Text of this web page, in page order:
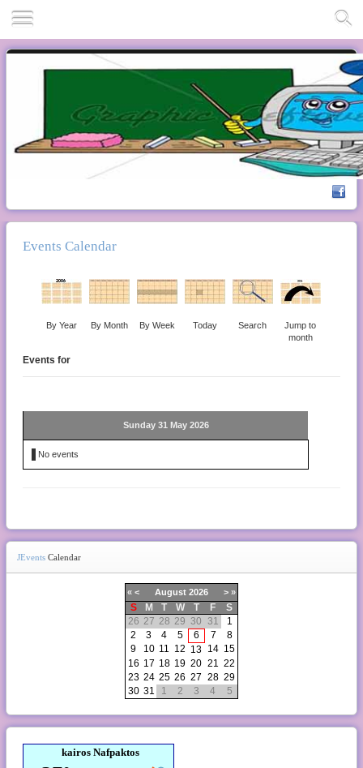
Events Calendar
By Year By Month By Week Today Search
Jump to
month
Events for
Sunday 31 May 2026
No events
JEvents Calendar
« < August 2026 > »
S M T W T F
S
26 27 28 29 30 31
1
2
3 4 5 6 7
8
9
10 11 12 13 14 15
16 17 18 19 20 21 22
23 24 25 26 27 28 29
30 31 1 2 3 4 5
kairos Nafpaktos